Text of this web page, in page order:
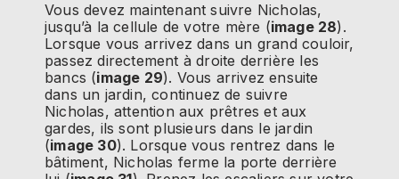
Vous devez maintenant suivre Nicholas,
jusqu’à la cellule de votre mère (image 28).
Lorsque vous arrivez dans un grand couloir,
passez directement à droite derrière les
bancs (image 29). Vous arrivez ensuite
dans un jardin, continuez de suivre
Nicholas, attention aux prêtres et aux
gardes, ils sont plusieurs dans le jardin
(image 30). Lorsque vous rentrez dans le
bâtiment, Nicholas ferme la porte derrière